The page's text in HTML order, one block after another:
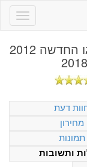
סקודה סיטיגו החדשה 2012
דעת
מחירון
תמונות
ותשובות